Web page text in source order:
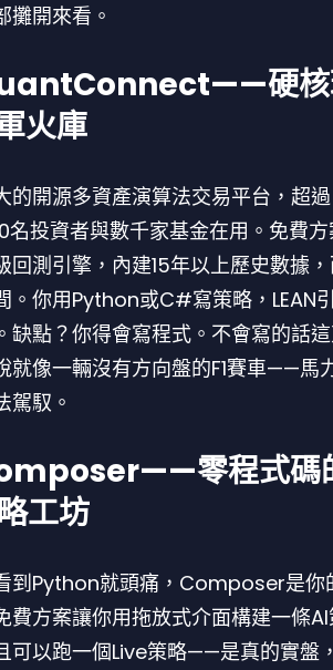
攤開來看。
硬核
火庫
的開源多資產演算法交易平台，超過
名投資者與數千家基金在用。免費
回測引擎，內建15年以上歷史數據
。你用Python或C#寫策略，LEAN
缺點？你得會寫程式。不會寫的話
就像一輛沒有方向盤的F1賽車——馬
駕馭。
零程式碼
工坊
到Python就頭痛，Composer是你
費方案讓你用拖放式介面構建一條
可以跑一個Live策略——是真的實盤